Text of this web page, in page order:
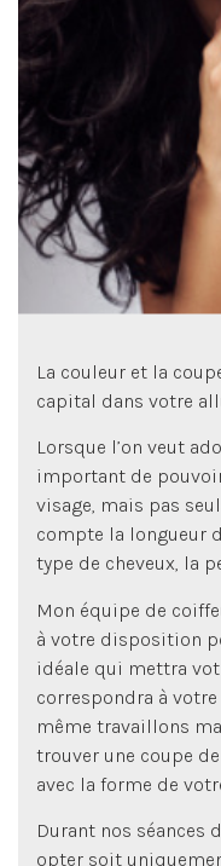
La couleur et la
capital dans votre
Lorsque l’on veut
important de
visage, mais pas
compte la longueur
type de cheveux, la
Mon équipe de
à votre disposition
idéale qui mettra
correspondra à
même travaillons
trouver une coupe
avec la forme de
Durant nos séances
opter soit
Vous avez décidé